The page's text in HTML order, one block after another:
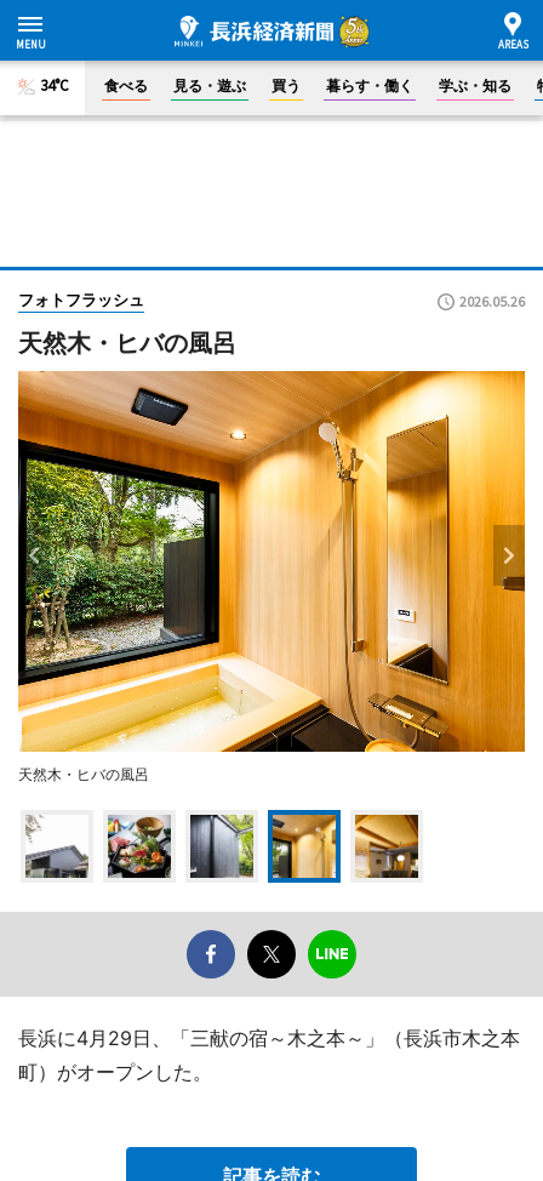
34°C 食べる 見る・遊ぶ 買う 暮らす・働く 学ぶ・知る
フォトフラッシュ 2026.05.26
天然木・ヒバの風呂
天然木・ヒバの風呂
長浜に4月29日、「三献の宿～木之本～」（長浜市木之本
町）がオープンした。
記事を読む